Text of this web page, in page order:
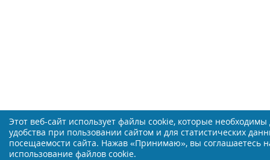
Этот веб-сайт использует файлы cookie, которые
удобства при пользовании сайтом и для статистических
посещаемости сайта. Нажав «Принимаю», вы соглашаетесь
использование файлов cookie.